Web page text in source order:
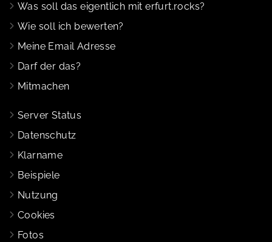
Was soll das eigentlich mit erfurt.rocks?
Wie soll ich bewerten?
Meine Email Adresse
Darf der das?
Mitmachen
Server Status
Datenschutz
Klarname
Beispiele
Nutzung
Cookies
Fotos